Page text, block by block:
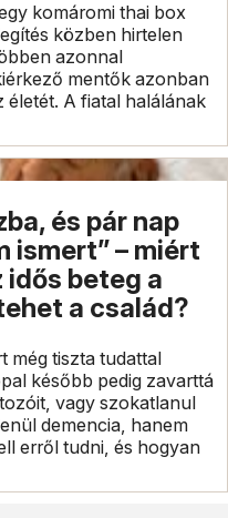
komáromi thai box
közben hirtelen
azonnal
mentők azonban
életét. A fiatal halálának
és pár nap
ismert” – miért
beteg a
a család?
még tiszta tudattal
később pedig zavarttá
vagy szokatlanul
demencia, hanem
erről tudni, és hogyan